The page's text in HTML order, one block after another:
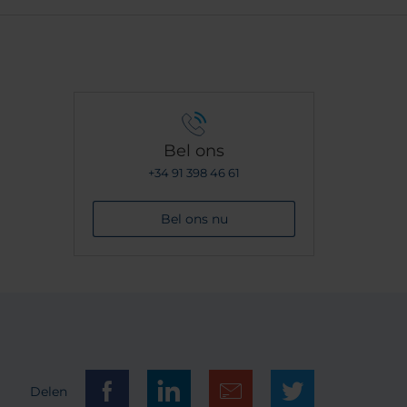
Bel ons
+34 91 398 46 61
Bel ons nu
Delen